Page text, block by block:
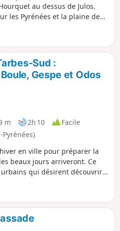
au dessus de Julos.
les Pyrénées et la plaine de
et Bellevue (quartier de
Sud :
Gespe et Odos
m 2h 10
Facile
Pyrénées)
en ville pour préparer la
beaux jours arriveront. Ce
qui désirent découvrir